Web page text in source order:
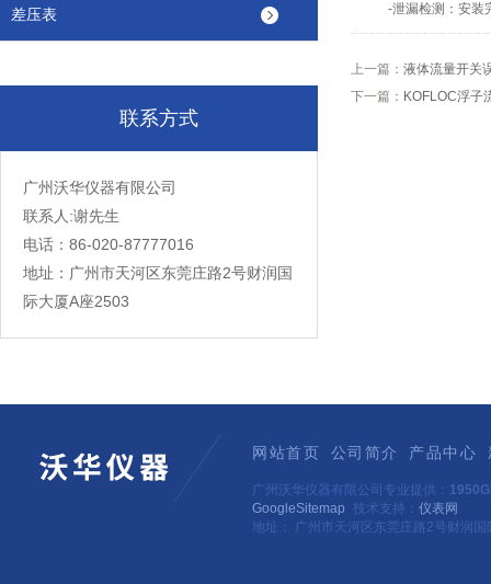
差压表
联系方式
广州沃华仪器有限公司
联系人:谢先生
电话：86-020-87777016
地址：广州市天河区东莞庄路2号财润国
际大厦A座2503
-泄漏检测：安装完
上一篇： 液体流量开关
下一篇： KOFLOC浮子
网站首页 公司简介 产品中心
广州沃华仪器有限公司专业提供：
GoogleSitemap 技术支持： 仪表网
地址： 广州市天河区东莞庄路2号财润